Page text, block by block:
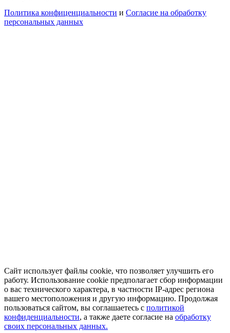
Политика конфиценциальности и Согласие на обработку
персональных данных
Сайт использует файлы cookie, что позволяет улучшить его
работу. Использование cookie предполагает сбор информации
о вас технического характера, в частности IP-адрес региона
вашего местоположения и другую информацию. Продолжая
пользоваться сайтом, вы соглашаетесь с политикой
конфиденциальности, а также даете согласие на обработку
своих персональных данных.